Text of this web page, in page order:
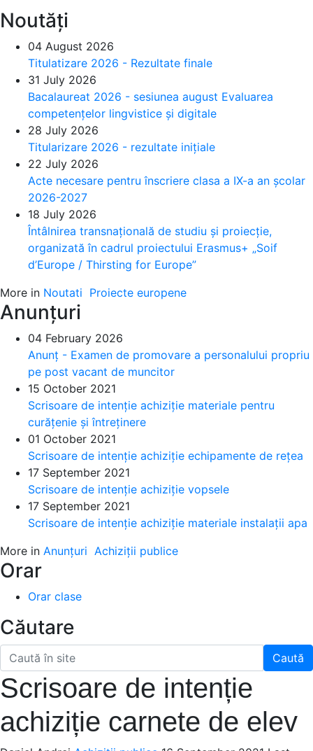
Noutăți
04 August 2026
Titulatizare 2026 - Rezultate finale
31 July 2026
Bacalaureat 2026 - sesiunea august Evaluarea
competențelor lingvistice și digitale
28 July 2026
Titularizare 2026 - rezultate inițiale
22 July 2026
Acte necesare pentru înscriere clasa a IX-a an școlar
2026-2027
18 July 2026
Întâlnirea transnațională de studiu și proiecție,
organizată în cadrul proiectului Erasmus+ „Soif
d’Europe / Thirsting for Europe”
More in Noutati Proiecte europene
Anunțuri
04 February 2026
Anunț - Examen de promovare a personalului propriu
pe post vacant de muncitor
15 October 2021
Scrisoare de intenție achiziție materiale pentru
curățenie și întreținere
01 October 2021
Scrisoare de intenție achiziție echipamente de rețea
17 September 2021
Scrisoare de intenție achiziție vopsele
17 September 2021
Scrisoare de intenție achiziție materiale instalații apa
More in Anunțuri Achiziții publice
Orar
Orar clase
Căutare
Caută
Scrisoare de intenție
achiziție carnete de elev